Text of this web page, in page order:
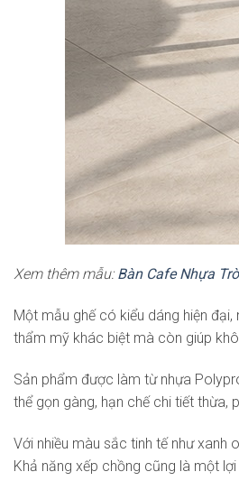
Xem thêm mẫu: Bàn Cafe Nhựa
Một mẫu ghế có kiểu dáng hiện
thẩm mỹ khác biệt mà còn giúp
Sản phẩm được làm từ nhựa
thể gọn gàng, hạn chế chi tiết thừa,
Với nhiều màu sắc tinh tế như
Khả năng xếp chồng cũng là một